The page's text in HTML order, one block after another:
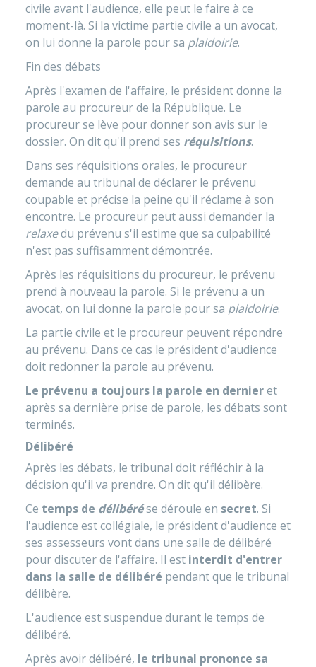
civile avant l'audience, elle peut le faire à ce
moment-là. Si la victime partie civile a un avocat,
on lui donne la parole pour sa plaidoirie.
Fin des débats
Après l'examen de l'affaire, le président donne la
parole au procureur de la République. Le
procureur se lève pour donner son avis sur le
dossier. On dit qu'il prend ses réquisitions.
Dans ses réquisitions orales, le procureur
demande au tribunal de déclarer le prévenu
coupable et précise la peine qu'il réclame à son
encontre. Le procureur peut aussi demander la
relaxedu prévenu s'il estime que sa culpabilité
n'est pas suffisamment démontrée.
Après les réquisitions du procureur, le prévenu
prend à nouveau la parole. Si le prévenu a un
avocat, on lui donne la parole pour sa plaidoirie.
La partie civile et le procureur peuvent répondre
au prévenu. Dans ce cas le président d'audience
doit redonner la parole au prévenu.
Le prévenu a toujours la parole en dernieret
après sa dernière prise de parole, les débats sont
terminés.
Délibéré
Après les débats, le tribunal doit réfléchir à la
décision qu'il va prendre. On dit qu'il délibère.
Ce temps de délibérése déroule en secret. Si
l'audience est collégiale, le président d'audience et
ses assesseurs vont dans une salle de délibéré
pour discuter de l'affaire. Il est interdit d'entrer
dans la salle de délibéré pendant que le tribunal
délibère.
L'audience est suspendue durant le temps de
délibéré.
Après avoir délibéré, le tribunal prononce sa